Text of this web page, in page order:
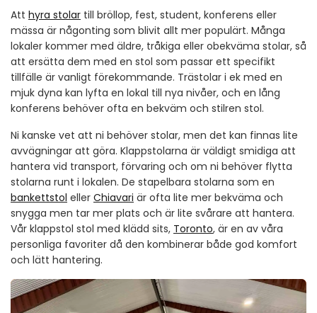
Att hyra stolar till bröllop, fest, student, konferens eller
mässa är någonting som blivit allt mer populärt. Många
lokaler kommer med äldre, tråkiga eller obekväma stolar, så
att ersätta dem med en stol som passar ett specifikt
tillfälle är vanligt förekommande. Trästolar i ek med en
mjuk dyna kan lyfta en lokal till nya nivåer, och en lång
konferens behöver ofta en bekväm och stilren stol.
Ni kanske vet att ni behöver stolar, men det kan finnas lite
avvägningar att göra. Klappstolarna är väldigt smidiga att
hantera vid transport, förvaring och om ni behöver flytta
stolarna runt i lokalen. De stapelbara stolarna som en
bankettstol eller Chiavari är ofta lite mer bekväma och
snygga men tar mer plats och är lite svårare att hantera.
Vår klappstol stol med klädd sits, Toronto, är en av våra
personliga favoriter då den kombinerar både god komfort
och lätt hantering.